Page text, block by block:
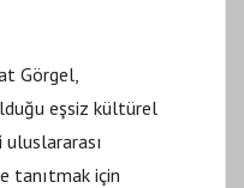
Görgel,
eşsiz kültürel
tanıtmak için